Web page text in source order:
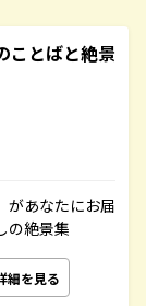
ことばと絶景
があなたにお届
の絶景集
細を見る